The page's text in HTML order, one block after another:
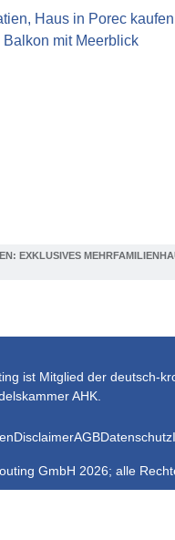
EXKLUSIVES
DisclaimerAGBDatenschutz
GmbH 2026; alle